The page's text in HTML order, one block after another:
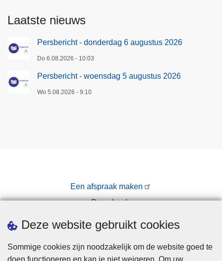
Deze website gebruikt cookies
Sommige cookies zijn noodzakelijk om de website goed te
doen functioneren en kan je niet weigeren. Om uw
Laatste nieuws
Persbericht - donderdag 6 augustus 2026
Do 6.08.2026 - 10:03
Persbericht - woensdag 5 augustus 2026
Wo 5.08.2026 - 9:10
Een afspraak maken
Downloads